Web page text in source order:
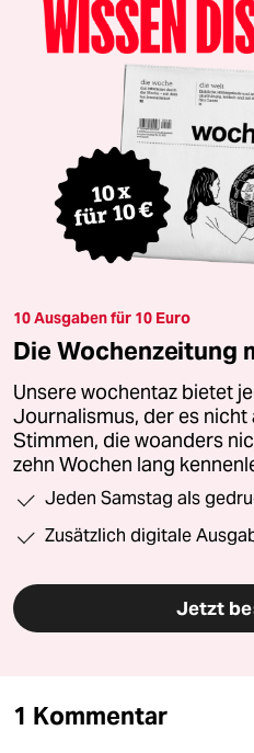
10 Ausgaben für 10 Euro
Die Wochenzeitung
Unsere wochentaz bietet
Journalismus, der es
Stimmen, die woanders
zehn Wochen lang
Jeden Samstag als
Zusätzlich digitale
Jetzt
1 Kommentar